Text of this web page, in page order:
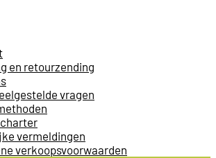
en retourzending
vragen
vermeldingen
verkoopsvoorwaarden